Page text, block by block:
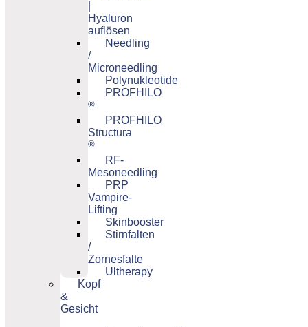
Hyaluron
auflösen
Needling
/
Microneedling
Polynukleotide
PROFHILO
®
PROFHILO
Structura
®
RF-
Mesoneedling
PRP
Vampire-
Lifting
Skinbooster
Stirnfalten
/
Zornesfalte
Ultherapy
Kopf
&
Gesicht